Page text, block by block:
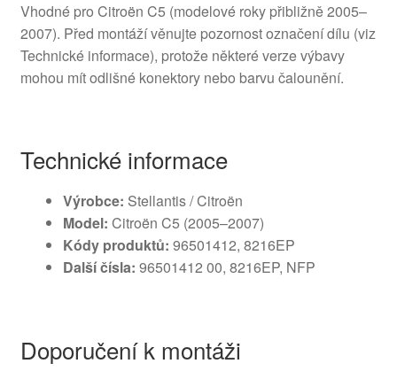
Vhodné pro Citroën C5 (modelové roky přibližně 2005–
2007). Před montáží věnujte pozornost označení dílu (viz
Technické informace), protože některé verze výbavy
mohou mít odlišné konektory nebo barvu čalounění.
Technické informace
Výrobce: Stellantis / Citroën
Model: Citroën C5 (2005–2007)
Kódy produktů: 96501412, 8216EP
Další čísla: 96501412 00, 8216EP, NFP
Doporučení k montáži